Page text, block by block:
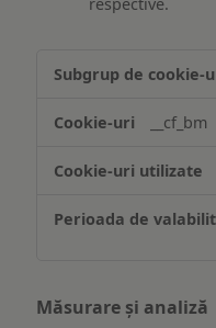
funcționalităților
ului
__cf_bm
Măsurare și analiză